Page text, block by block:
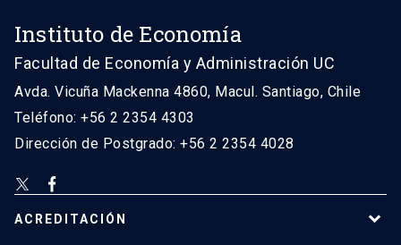
Instituto de Economía
Facultad de Economía y Administración UC
Avda. Vicuña Mackenna 4860, Macul. Santiago, Chile
Teléfono: +56 2 2354 4303
Dirección de Postgrado: +56 2 2354 4028
ACREDITACIÓN